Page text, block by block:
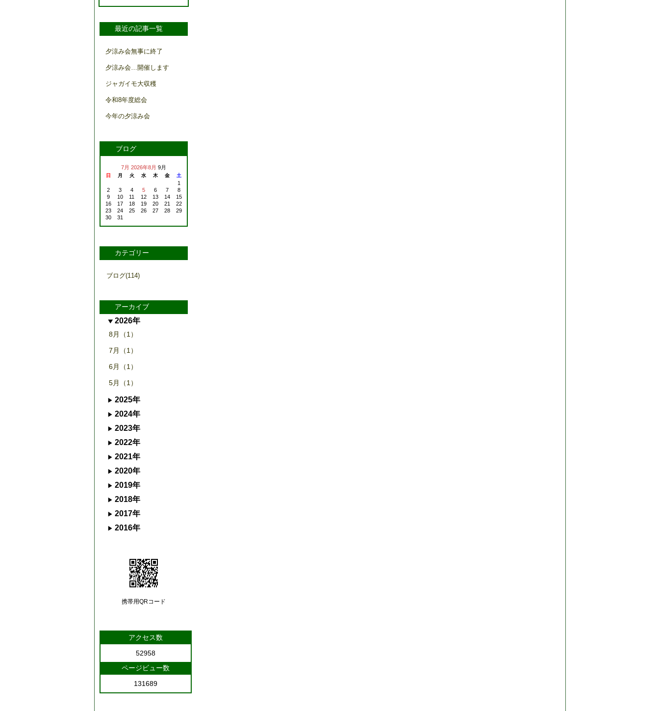
最近の記事一覧
夕涼み会無事に終了
夕涼み会…開催します
ジャガイモ大収穫
令和8年度総会
今年の夕涼み会
ブログ
7月 2026年8月 9月
日 月 火 水 木 金 土
1
2
3 4 5 6 7
8
9
10 11 12 13 14
15
16
17 18 19 20 21
22
23
24 25 26 27 28
29
30
31
カテゴリー
ブログ(114)
アーカイブ
2026年
8月（1）
7月（1）
6月（1）
5月（1）
2025年
2024年
2023年
2022年
2021年
2020年
2019年
2018年
2017年
2016年
携帯用QRコード
アクセス数
52958
ページビュー数
131689